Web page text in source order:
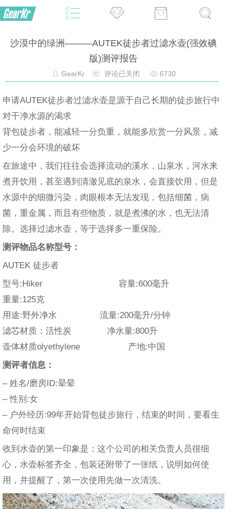
沙漠中的绿洲———AUTEK徒步者过滤水壶(强效碘
版)测评报告
GearKr 评论已关闭 6730
申请AUTEK徒步者过滤水壶是源于自己长期的徒步旅行中
对干净水源的渴求
背包徒步者，能减轻一分负重，就能多欣赏一分风景，减
少一分会环境的破坏
在旅途中，我们往往会选择流动的溪水，山泉水，河水来
煮开饮用，甚至遇到清澈见底的泉水，会直接饮用，但是
水源中的细微污染，肉眼根本无法发现，包括细菌，病
菌，重金属，而且有些物质，就是煮沸的水，也无法清
除。选择过滤水壶，等于选择多一重保险。
测评物品名称型号：
AUTEK 徒步者
型号:Hiker 容量:600毫升
重量:125克
用途:野外净水 流量:200毫升/分钟
滤芯材质：活性炭 净水量:800升
壶体材质olyethylene 产地:中国
测评者信息：
– 姓名/磨房ID:晕晕
– 性别:女
– 户外经历:99年开始背包徒步旅行，结束的时间，要看生
命何时结束
收到水壶的第一印象是：这个公司的相关负责人员很细
心，水壶标签齐全，包装还附带了一张纸，说明如何使
用，并提醒了，第一次使用先做一次清洗。